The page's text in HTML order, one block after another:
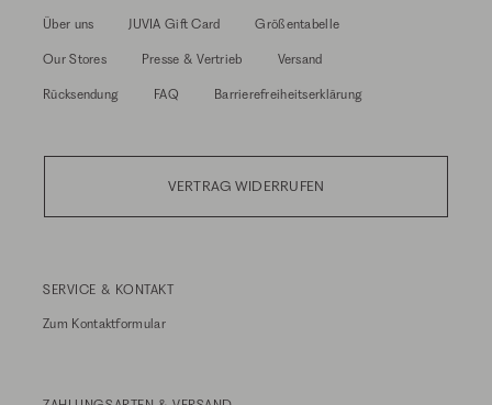
Über uns JUVIA Gift Card Größentabelle
Our Stores Presse & Vertrieb Versand
Rücksendung FAQ Barrierefreiheitserklärung
VERTRAG WIDERRUFEN
SERVICE & KONTAKT
Zum Kontaktformular